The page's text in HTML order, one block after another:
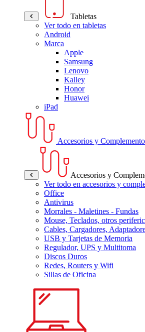
Tabletas
Ver todo en tabletas
Android
Marca
Apple
Samsung
Lenovo
Kalley
Honor
Huawei
iPad
Accesorios y
Accesorios y
Ver todo en accesorios y
Office
Antivirus
Morrales - Maletines - Fundas
Mouse, Teclados, otros
Cables, Cargadores,
USB y Tarjetas de Memoria
Regulador, UPS y Multitoma
Discos Duros
Redes, Routers y Wifi
Sillas de Oficina